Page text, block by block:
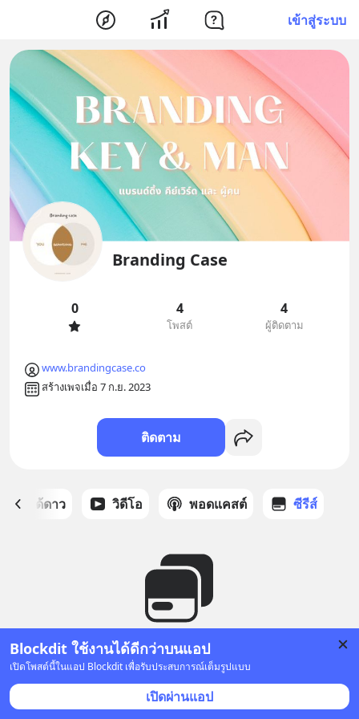
เข้าสู่ระบบ
Blockdit ใช้งานได้ดีกว่าบนแอป
เปิดโพสต์นี้ในแอป Blockdit เพื่อรับประสบการณ์เต็มรูปแบบ
เปิดผ่านแอป
Branding Case
0 4
โพสต์
4
ผู้ติดตาม
www.brandingcase.co
สร้างเพจเมื่อ 7 ก.ย. 2023
ติดตาม
สต์ที่ได้ดาว วิดีโอ พอดแคสต์ ซีรีส์
ยังไม่มีซีรีส์